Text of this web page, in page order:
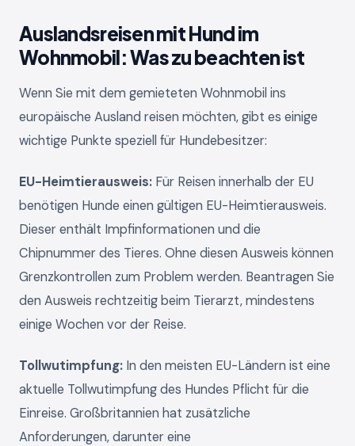
Auslandsreisen mit Hund im
Wohnmobil: Was zu beachten ist
Wenn Sie mit dem gemieteten Wohnmobil ins
europäische Ausland reisen möchten, gibt es einige
wichtige Punkte speziell für Hundebesitzer:
EU-Heimtierausweis: Für Reisen innerhalb der EU
benötigen Hunde einen gültigen EU-Heimtierausweis.
Dieser enthält Impfinformationen und die
Chipnummer des Tieres. Ohne diesen Ausweis können
Grenzkontrollen zum Problem werden. Beantragen Sie
den Ausweis rechtzeitig beim Tierarzt, mindestens
einige Wochen vor der Reise.
Tollwutimpfung: In den meisten EU-Ländern ist eine
aktuelle Tollwutimpfung des Hundes Pflicht für die
Einreise. Großbritannien hat zusätzliche
Anforderungen, darunter eine